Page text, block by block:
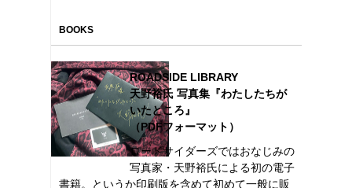
BOOKS
ROADSIDE LIBRARY
天野裕氏 写真集『わたしたちが
いたところ』
（PDFフォーマット）
ロードサイダーズではおなじみの
写真家・天野裕氏による初の電子
書籍。というか印刷版を含めて初めて一般に販